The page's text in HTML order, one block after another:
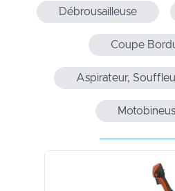
Débrousailleuse
Coupe
Aspirateur,